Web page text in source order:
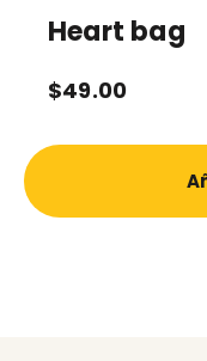
Heart bag
$49.00